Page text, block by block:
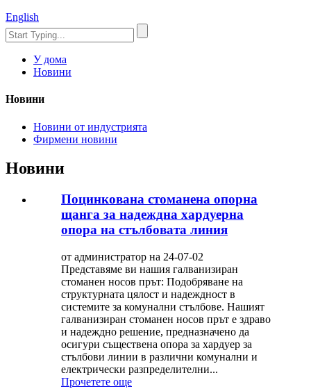
English
У дома
Новини
Новини
Новини от индустрията
Фирмени новини
Новини
Поцинкована стоманена опорна
щанга за надеждна хардуерна
опора на стълбовата линия
от администратор на 24-07-02
Представяме ви нашия галванизиран
стоманен носов прът: Подобряване на
структурната цялост и надеждност в
системите за комунални стълбове. Нашият
галванизиран стоманен носов прът е здраво
и надеждно решение, предназначено да
осигури съществена опора за хардуер за
стълбови линии в различни комунални и
електрически разпределителни...
Прочетете още